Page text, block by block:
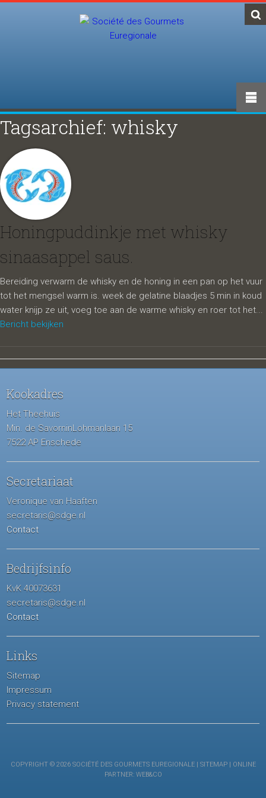
Tagsarchief: whisky
Honingpuddinkje met whisky
sinaasappel saus.
Bereiding verwarm de whisky en de honing in een pan op het vuur
tot het mengsel warm is. week de gelatine blaadjes 5 min in koud
water knijp ze uit, voeg toe aan de warme whisky en roer tot het...
Bericht bekijken
Kookadres
Het Theehuis
Min. de SavorninLohmanlaan 15
7522 AP Enschede
Secretariaat
Veronique van Haaften
secretaris@sdge.nl
Contact
Bedrijfsinfo
KvK 40073631
secretaris@sdge.nl
Contact
Links
Sitemap
Impressum
Privacy statement
COPYRIGHT © 2026 SOCIÉTÉ DES GOURMETS EUREGIONALE | SITEMAP| ONLINE
PARTNER: WEB&CO